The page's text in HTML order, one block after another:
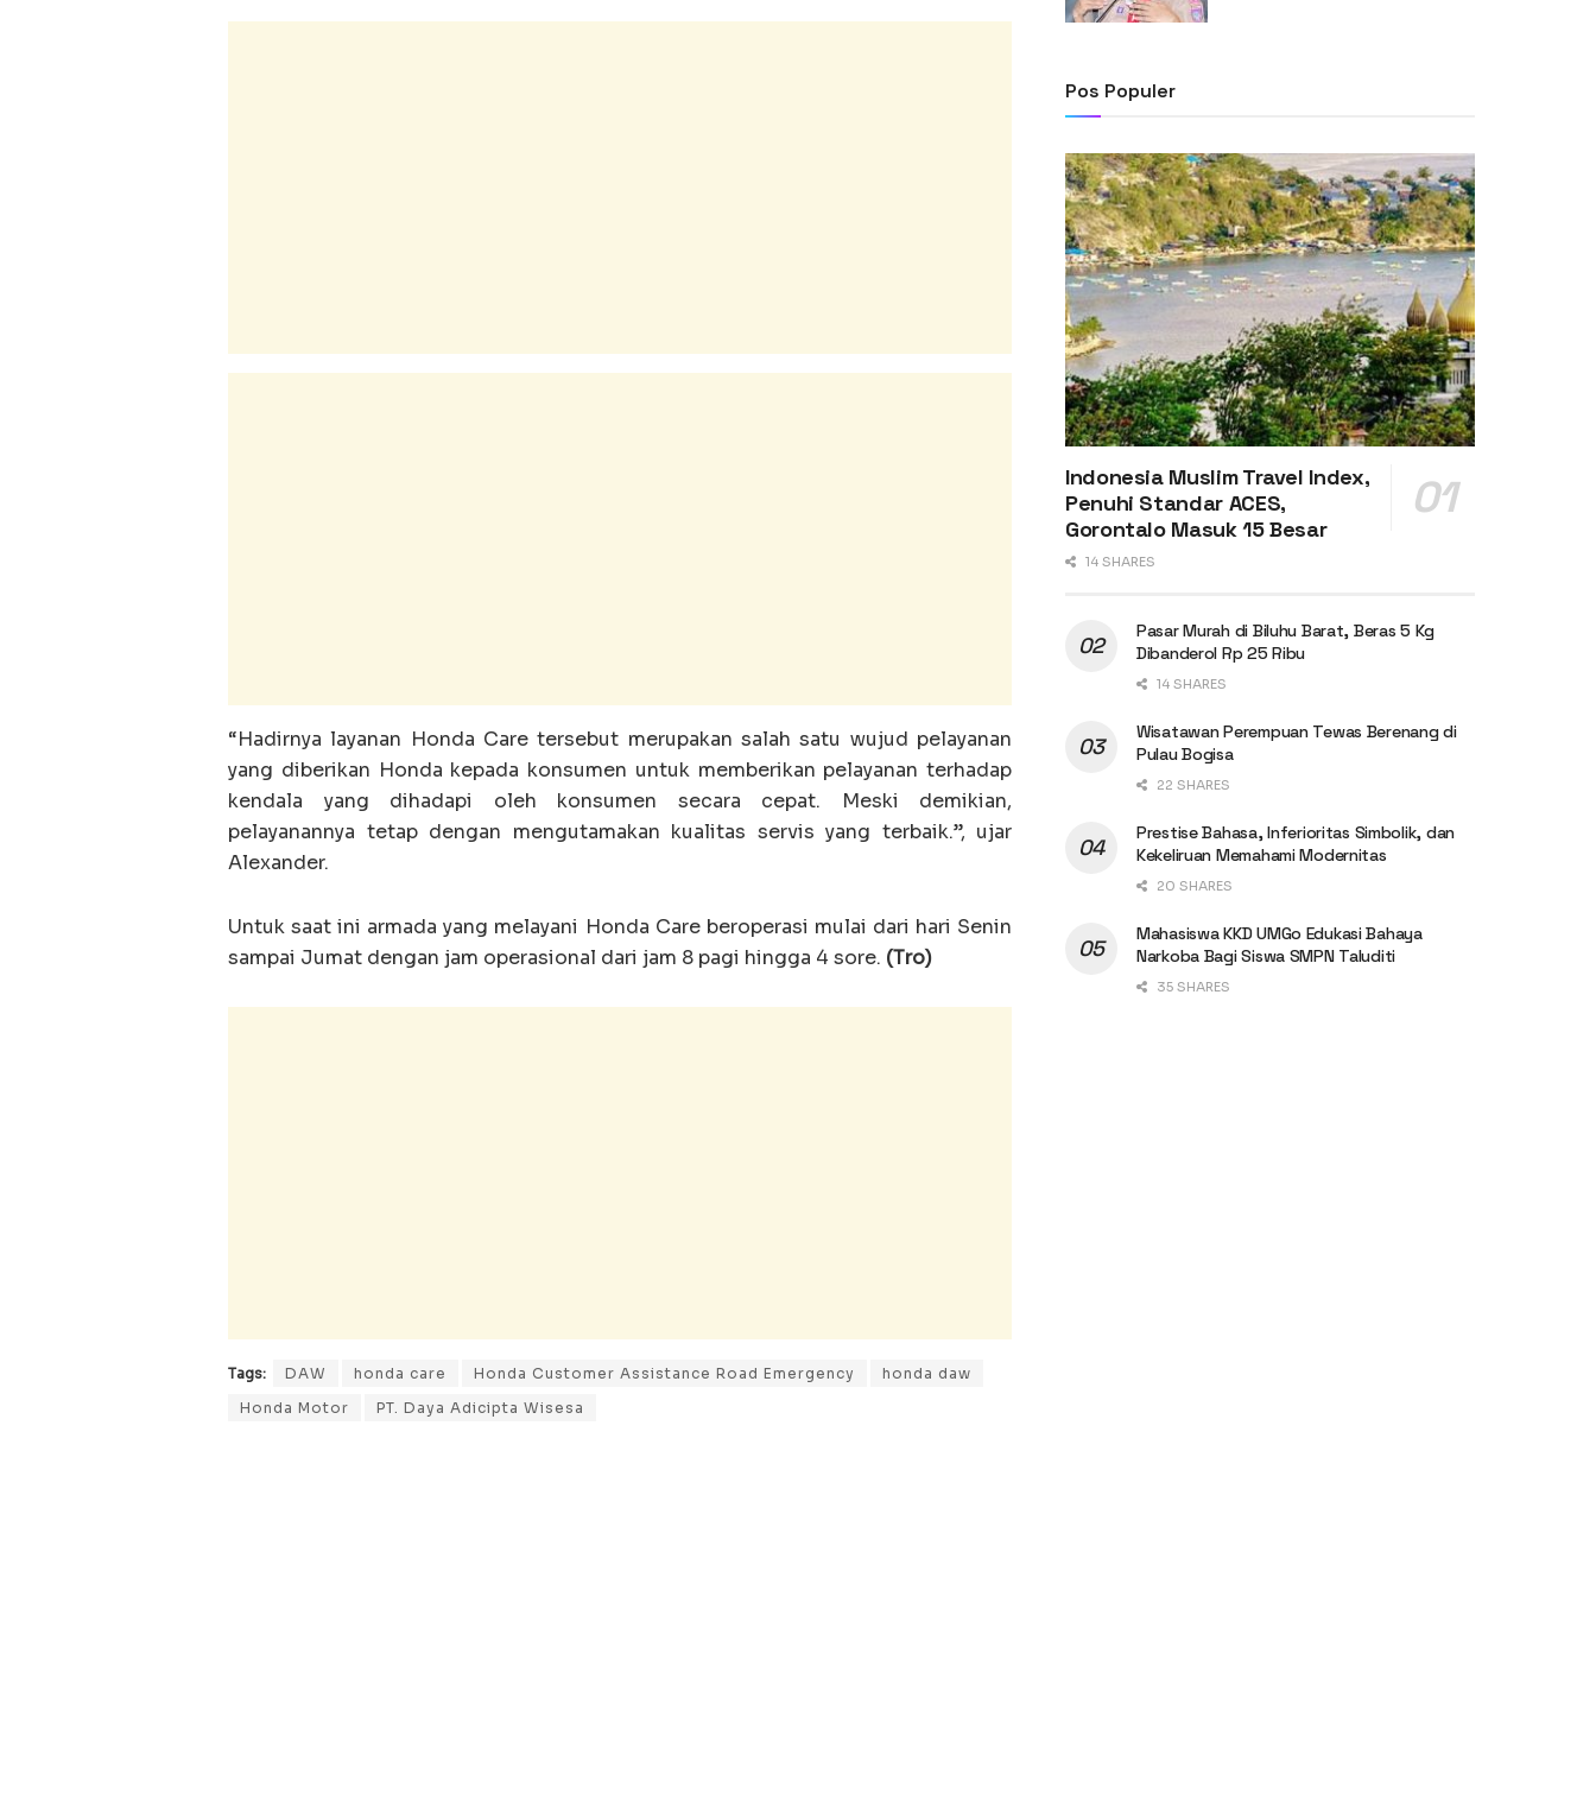
“Hadirnya layanan Honda Care tersebut merupakan salah satu wujud pelayanan
yang diberikan Honda kepada konsumen untuk memberikan pelayanan terhadap
kendala yang dihadapi oleh konsumen secara cepat. Meski demikian,
pelayanannya tetap dengan mengutamakan kualitas servis yang terbaik.”, ujar
Alexander.
Untuk saat ini armada yang melayani Honda Care beroperasi mulai dari hari Senin
sampai Jumat dengan jam operasional dari jam 8 pagi hingga 4 sore. (Tro)
Tags: DAW honda care Honda Customer Assistance Road Emergency
honda daw
Honda Motor
PT. Daya Adicipta Wisesa
Pos Populer
Indonesia Muslim Travel Index,
Penuhi Standar ACES,
Gorontalo Masuk 15 Besar
14 SHARES
Pasar Murah di Biluhu Barat, Beras 5 Kg
Dibanderol Rp 25 Ribu
14 SHARES
Wisatawan Perempuan Tewas Berenang di
Pulau Bogisa
22 SHARES
Prestise Bahasa, Inferioritas Simbolik, dan
Kekeliruan Memahami Modernitas
20 SHARES
Mahasiswa KKD UMGo Edukasi Bahaya
Narkoba Bagi Siswa SMPN Taluditi
35 SHARES